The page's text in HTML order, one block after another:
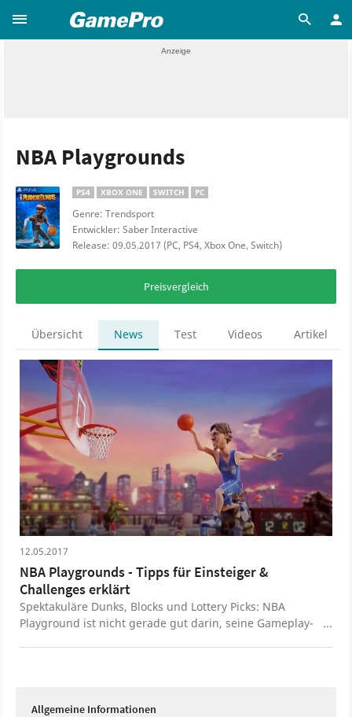
NBA Playgrounds
PS4 XBOX ONE SWITCH PC
Genre: Trendsport
Entwickler: Saber Interactive
Release: 09.05.2017 (PC, PS4, Xbox One, Switch)
Preisvergleich
Übersicht News Test Videos Artikel
12.05.2017
NBA Playgrounds - Tipps für Einsteiger &
Challenges erklärt
Spektakuläre Dunks, Blocks und Lottery Picks: NBA
Playground ist nicht gerade gut darin, seine Gameplay-
Allgemeine Informationen